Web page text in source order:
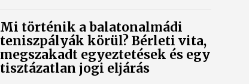
Mi történik a balatonalmádi
teniszpályák körül? Bérleti vita,
megszakadt egyeztetések és egy
tisztázatlan jogi eljárás